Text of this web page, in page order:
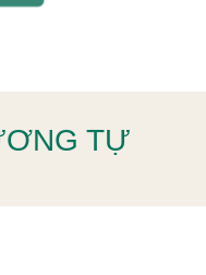
TỰ